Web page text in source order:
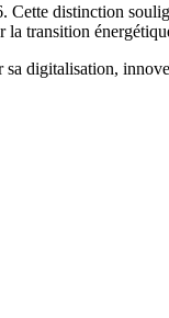
distinction
transition
digitalisation,